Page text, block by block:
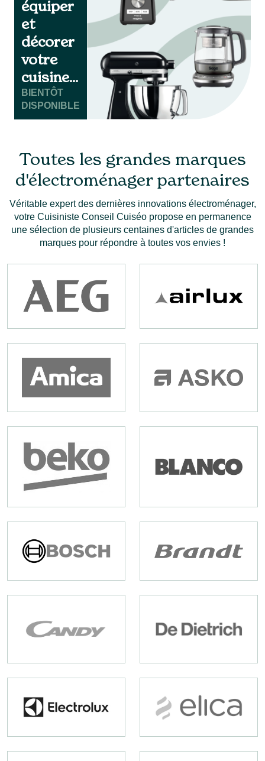
équiper
et
décorer
votre
cuisine...
BIENTÔT
DISPONIBLE
Toutes les grandes marques
d'électroménager partenaires
Véritable expert des dernières innovations électroménager,
votre Cuisiniste Conseil Cuiséo propose en permanence
une sélection de plusieurs centaines d'articles de grandes
marques pour répondre à toutes vos envies !